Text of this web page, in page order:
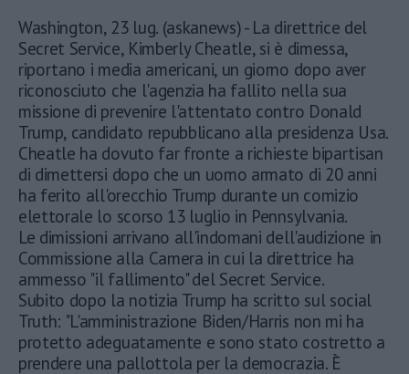
Washington, 23 lug. (askanews) - La direttrice del
Secret Service, Kimberly Cheatle, si è dimessa,
riportano i media americani, un giorno dopo aver
riconosciuto che l'agenzia ha fallito nella sua
missione di prevenire l'attentato contro Donald
Trump, candidato repubblicano alla presidenza Usa.
Cheatle ha dovuto far fronte a richieste bipartisan
di dimettersi dopo che un uomo armato di 20 anni
ha ferito all'orecchio Trump durante un comizio
elettorale lo scorso 13 luglio in Pennsylvania.
Le dimissioni arrivano all'indomani dell'audizione in
Commissione alla Camera in cui la direttrice ha
ammesso "il fallimento" del Secret Service.
Subito dopo la notizia Trump ha scritto sul social
Truth: "L'amministrazione Biden/Harris non mi ha
protetto adeguatamente e sono stato costretto a
prendere una pallottola per la democrazia. È